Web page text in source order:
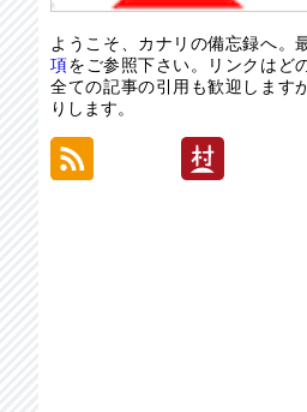
ようこそ、カナリの備忘録へ。
項をご参照下さい。リンクはど
全ての記事の引用も歓迎します
りします。